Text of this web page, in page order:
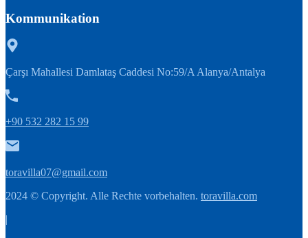
Kommunikation
Çarşı Mahallesi Damlataş Caddesi No:59/A Alanya/Antalya
+90 532 282 15 99
toravilla07@gmail.com
2024 © Copyright. Alle Rechte vorbehalten. toravilla.com